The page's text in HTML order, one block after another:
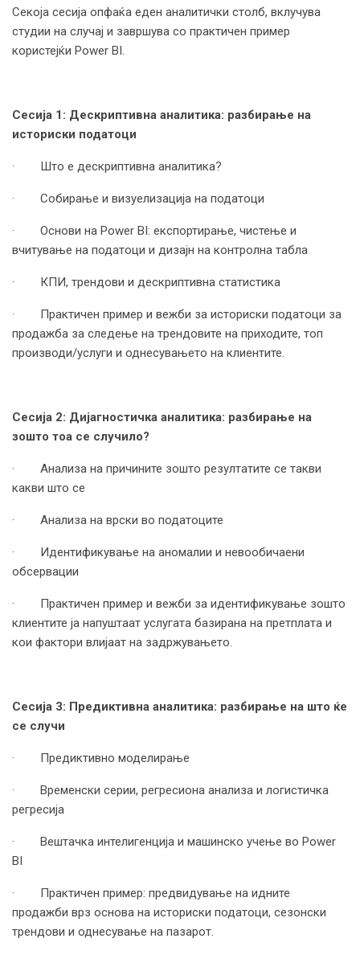
Секоја сесија опфаќа еден аналитички столб, вклучува
студии на случај и завршува со практичен пример
користејќи Power BI.
Сесија 1: Дескриптивна аналитика: разбирање на
историски податоци
· Што е дескриптивна аналитика?
· Собирање и визуелизација на податоци
· Основи на Power BI: експортирање, чистење и
вчитување на податоци и дизајн на контролна табла
· КПИ, трендови и дескриптивна статистика
· Практичен пример и вежби за историски податоци за
продажба за следење на трендовите на приходите, топ
производи/услуги и однесувањето на клиентите.
Сесија 2: Дијагностичка аналитика: разбирање на
зошто тоа се случило?
· Анализа на причините зошто резултатите се такви
какви што се
· Анализа на врски во податоците
· Идентификување на аномалии и невообичаени
обсервации
· Практичен пример и вежби за идентификување зошто
клиентите ја напуштаат услугата базирана на претплата и
кои фактори влијаат на задржувањето.
Сесија 3: Предиктивна аналитика: разбирање на што ќе
се случи
· Предиктивно моделирање
· Временски серии, регресиона анализа и логистичка
регресија
· Вештачка интелигенција и машинско учење во Power
BI
· Практичен пример: предвидување на идните
продажби врз основа на историски податоци, сезонски
трендови и однесување на пазарот.